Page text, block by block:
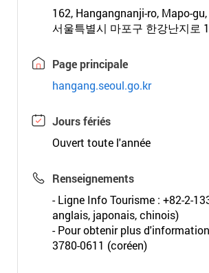
162, Hangangnanji-ro, Mapo-
서울특별시 마포구 한강난지로
Page principale
hangang.seoul.go.kr
Jours fériés
Ouvert toute l'année
Renseignements
- Ligne Info Tourisme : +82-2-
anglais, japonais, chinois)
- Pour obtenir plus
3780-0611 (coréen)